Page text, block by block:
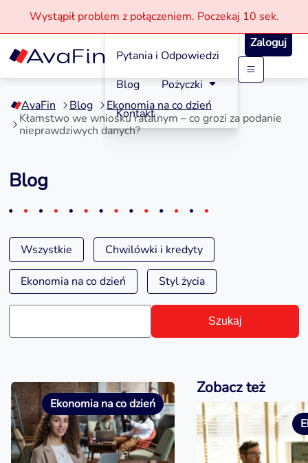
Przejdź
treści
Wystąpił problem z połączeniem. Poczekaj 10 sek.
Jak aplikować?
Pytania i Odpowiedzi
Blog
Pożyczki
Kontakt
Zaloguj
AvaFin Blog
Ekonomia na co dzień
Kłamstwo we wniosku ratalnym – co grozi za podanie
nieprawdziwych danych?
Blog
Wszystkie Chwilówki i kredyty
Ekonomia na co dzień Styl życia
Szukaj
Ekonomia na co dzień
Zobacz też